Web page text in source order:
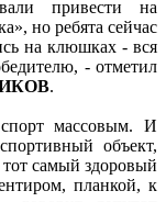
привести на
но ребята сейчас
на клюшках - вся
- отметил
.
массовым. И
объект,
самый здоровый
планкой, к